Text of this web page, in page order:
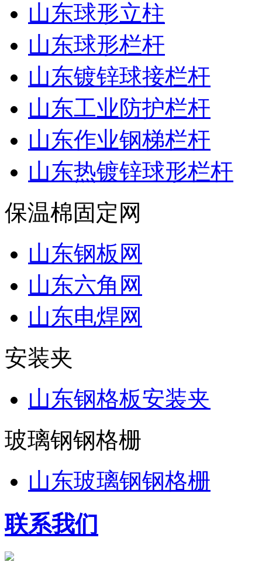
山东球形立柱
山东球形栏杆
山东镀锌球接栏杆
山东工业防护栏杆
山东作业钢梯栏杆
山东热镀锌球形栏杆
保温棉固定网
山东钢板网
山东六角网
山东电焊网
安装夹
山东钢格板安装夹
玻璃钢钢格栅
山东玻璃钢钢格栅
联系我们